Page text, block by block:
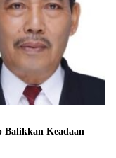
Balikkan Keadaan